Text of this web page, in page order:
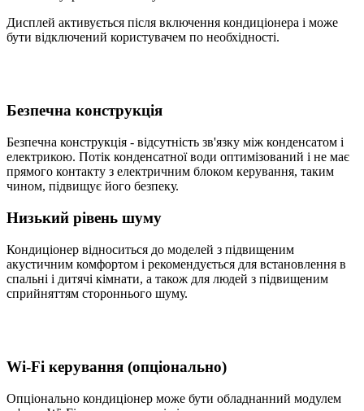
Дисплей активується після включення кондиціонера і може
бути відключений користувачем по необхідності.
Безпечна конструкція
Безпечна конструкція - відсутність зв'язку між конденсатом і
електрикою. Потік конденсатної води оптимізований і не має
прямого контакту з електричним блоком керування, таким
чином, підвищує його безпеку.
Низький рівень шуму
Кондиціонер відноситься до моделей з підвищеним
акустичним комфортом і рекомендується для встановлення в
спальні і дитячі кімнати, а також для людей з підвищеним
сприйняттям стороннього шуму.
Wi-Fi керування (опціонально)
Опціонально кондиціонер може бути обладнанний модулем